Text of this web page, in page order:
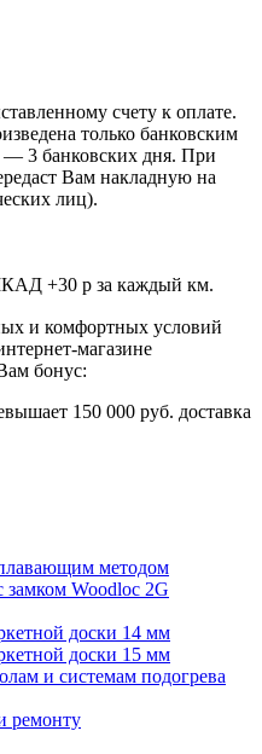
счету к оплате.
только банковским
— 3 банковских дня. При
Вам накладную на
лиц).
+30 р за каждый км.
и комфортных условий
магазине
бонус:
150 000 руб. доставка
методом
замком Woodloc 2G
доски 14 мм
доски 15 мм
и системам подогрева
ремонту